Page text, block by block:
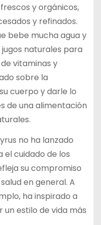
y orgánicos,
y refinados.
bebe mucha agua y
naturales para
vitaminas y
sobre la
cuerpo y darle lo
de una alimentación
no ha lanzado
cuidado de los
su compromiso
en general. A
ha inspirado a
estilo de vida más